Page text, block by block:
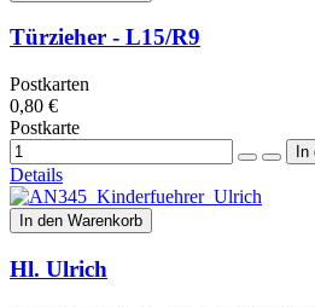
Türzieher - L15/R9
Postkarten
0,80 €
Postkarte
Details
In den Warenkorb
Hl. Ulrich